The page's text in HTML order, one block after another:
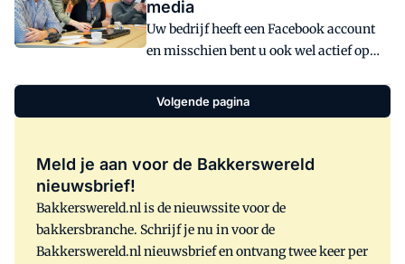
in één dagvullend event met als thema:
de nieuwe generatie consumenten. Het
event vindt plaats op maandag 15 mei in
media
Uw bedrijf heeft een Facebook account
en misschien bent u ook wel actief op
Weet u ook wat uw klanten echt willen?
Stelt u vragen aan uw klanten via social
mening en advies te geven? De
Business laat zien hoe u social media
nog meer en beter kunt gebruiken voor
uw bakkerij.
Volgende pagina
Meld je aan voor de Bakkerswereld
nieuwsbrief!
Bakkerswereld.nl is de nieuwssite voor de
bakkersbranche. Schrijf je nu in voor de
Bakkerswereld.nl nieuwsbrief en ontvang twee keer per